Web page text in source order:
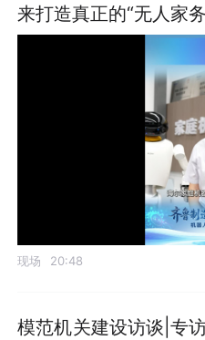
来打造真正的“无人家
现场 20:48
模范机关建设访谈|专